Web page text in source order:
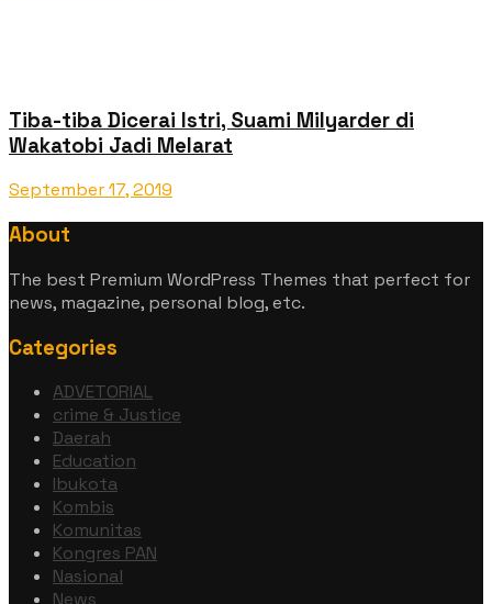
Tiba-tiba Dicerai Istri, Suami Milyarder di
Wakatobi Jadi Melarat
September 17, 2019
About
The best Premium WordPress Themes that perfect for
news, magazine, personal blog, etc.
Categories
ADVETORIAL
crime & Justice
Daerah
Education
Ibukota
Kombis
Komunitas
Kongres PAN
Nasional
News